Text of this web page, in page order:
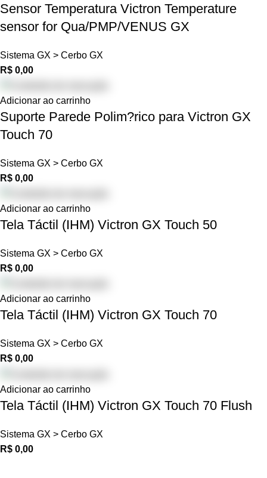
Sensor Temperatura Victron Temperature
sensor for Qua/PMP/VENUS GX
Sistema GX > Cerbo GX
R$ 0,00
Adicionar ao carrinho
Suporte Parede Polim?rico para Victron GX
Touch 70
Sistema GX > Cerbo GX
R$ 0,00
Adicionar ao carrinho
Tela Táctil (IHM) Victron GX Touch 50
Sistema GX > Cerbo GX
R$ 0,00
Adicionar ao carrinho
Tela Táctil (IHM) Victron GX Touch 70
Sistema GX > Cerbo GX
R$ 0,00
Adicionar ao carrinho
Tela Táctil (IHM) Victron GX Touch 70 Flush
Sistema GX > Cerbo GX
R$ 0,00